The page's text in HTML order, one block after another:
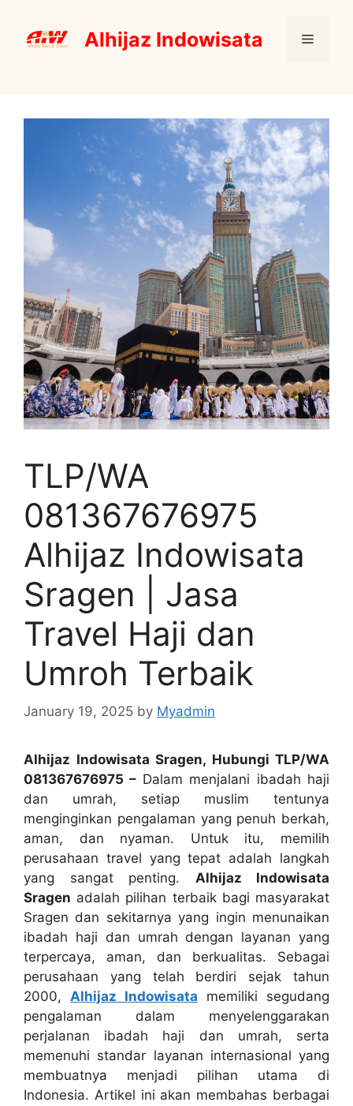
content
Alhijaz Indowisata Menu
TLP/WA
081367676975
Alhijaz Indowisata
Sragen | Jasa
Travel Haji dan
Umroh Terbaik
January 19, 2025 by Myadmin
Alhijaz Indowisata Sragen, Hubungi TLP/WA
081367676975 – Dalam menjalani ibadah haji
dan umrah, setiap muslim tentunya
menginginkan pengalaman yang penuh berkah,
aman, dan nyaman. Untuk itu, memilih
perusahaan travel yang tepat adalah langkah
yang sangat penting. Alhijaz Indowisata
Sragen adalah pilihan terbaik bagi masyarakat
Sragen dan sekitarnya yang ingin menunaikan
ibadah haji dan umrah dengan layanan yang
terpercaya, aman, dan berkualitas. Sebagai
perusahaan yang telah berdiri sejak tahun
2000, Alhijaz Indowisata memiliki segudang
pengalaman dalam menyelenggarakan
perjalanan ibadah haji dan umrah, serta
memenuhi standar layanan internasional yang
membuatnya menjadi pilihan utama di
Indonesia. Artikel ini akan membahas berbagai